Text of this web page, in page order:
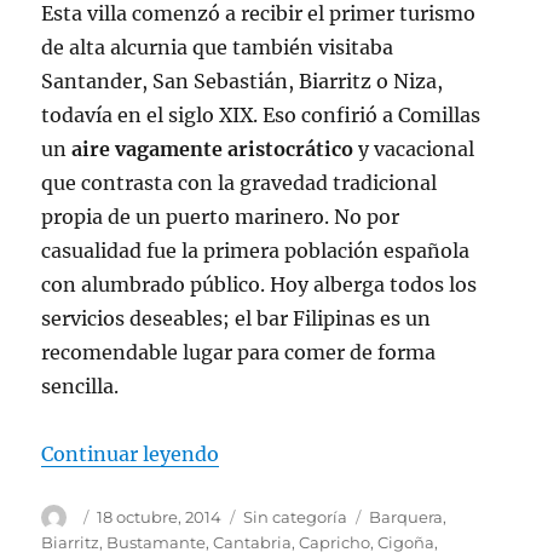
Esta villa comenzó a recibir el primer turismo
de alta alcurnia que también visitaba
Santander, San Sebastián, Biarritz o Niza,
todavía en el siglo XIX. Eso confirió a Comillas
unaire vagamente aristocrático y vacacional
que contrasta con la gravedad tradicional
propia de un puerto marinero. No por
casualidad fue la primera población española
con alumbrado público. Hoy alberga todos los
servicios deseables; el bar Filipinas es un
recomendable lugar para comer de forma
sencilla.
Continuar leyendo
Autor
Publicado
el
18 octubre, 2014 Categorías
Sin categoría Etiquetas
Barquera,
Biarritz, Bustamante,Cantabria,Capricho,Cigoña,